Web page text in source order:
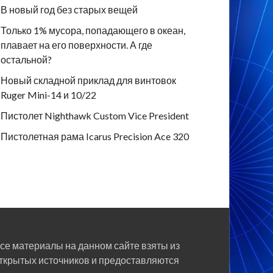
В новый год без старых вещей
Только 1% мусора, попадающего в океан,
плавает на его поверхности. А где
остальной?
Новый складной приклад для винтовок
Ruger Mini-14 и 10/22
Пистолет Nighthawk Custom Vice President
Пистолетная рама Icarus Precision Ace 320
материалы на данном сайте взяты из
источников и предоставляются